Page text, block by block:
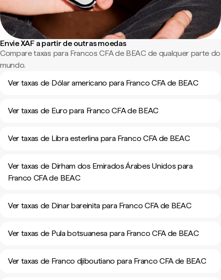
Envie XAF a partir de outras moedas
Compare taxas para Francos CFA de BEAC de qualquer parte do
mundo.
Ver taxas de Dólar americano para Franco CFA de BEAC
Ver taxas de Euro para Franco CFA de BEAC
Ver taxas de Libra esterlina para Franco CFA de BEAC
Ver taxas de Dirham dos Emirados Árabes Unidos para
Franco CFA de BEAC
Ver taxas de Dinar bareinita para Franco CFA de BEAC
Ver taxas de Pula botsuanesa para Franco CFA de BEAC
Ver taxas de Franco djiboutiano para Franco CFA de BEAC